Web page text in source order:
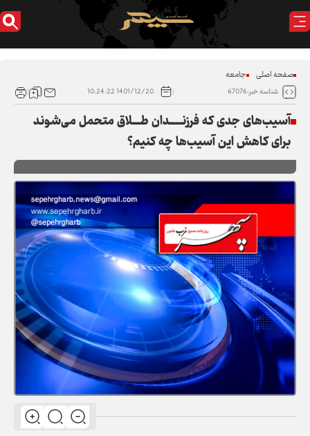
صفحه اصلی جامعه
شناسه خبر:67076 1401/12/20 10:24:22
آسیب‌های جدی که فرزنــــــدان طــــلاق متحمل می‌شوند
برای کاهش این آسیب‌ها چه کنیم؟